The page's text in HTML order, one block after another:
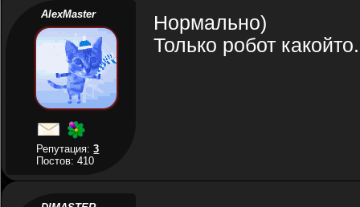
AlexMaster
Репутация:3
Постов: 410
Нормально)
Только робот